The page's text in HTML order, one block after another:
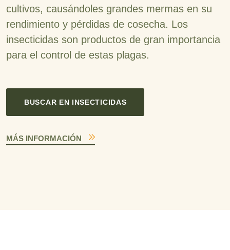
cultivos, causándoles grandes mermas en su
rendimiento y pérdidas de cosecha. Los
insecticidas son productos de gran importancia
para el control de estas plagas.
BUSCAR EN INSECTICIDAS
MÁS INFORMACIÓN